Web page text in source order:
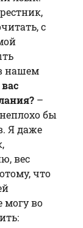
с
нашем
–
бы
Я даже
вес
что
могу во